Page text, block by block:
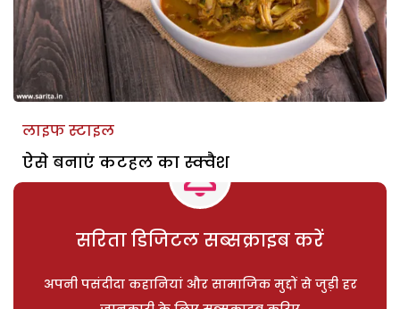
लाइफ स्टाइल
ऐसे बनाएं कटहल का स्क्वैश
सरिता डिजिटल सब्सक्राइब करें
अपनी पसंदीदा कहानियां और सामाजिक मुद्दों से जुड़ी हर